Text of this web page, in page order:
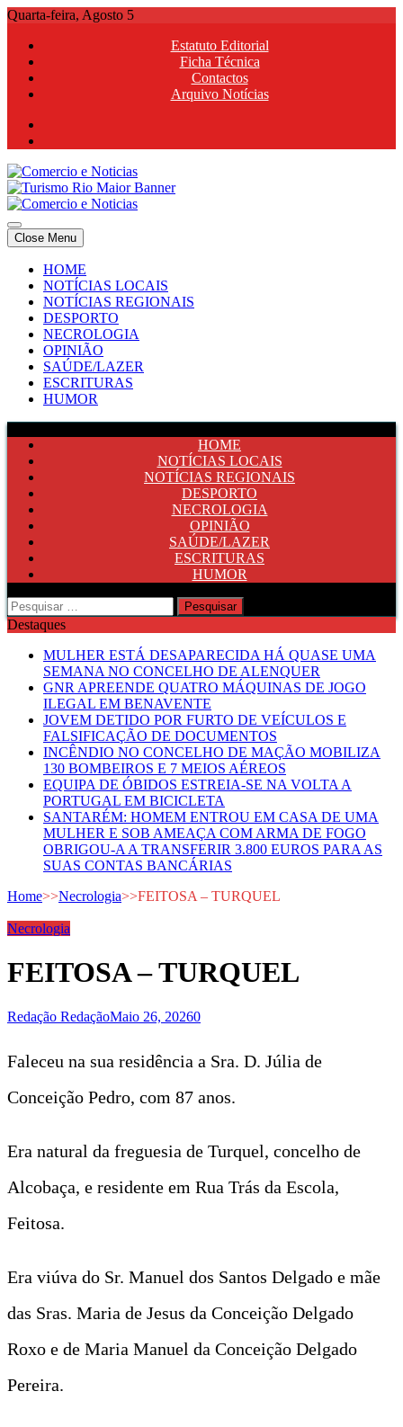
Skip
content
Quarta-feira, Agosto 5
Estatuto Editorial
Ficha Técnica
Contactos
Arquivo Notícias
Comercio e Noticias
Notícias e Publicidade Online
Comercio e Noticias
Notícias e Publicidade Online
Close Menu
HOME
NOTÍCIAS LOCAIS
NOTÍCIAS REGIONAIS
DESPORTO
NECROLOGIA
OPINIÃO
SAÚDE/LAZER
ESCRITURAS
HUMOR
HOME
NOTÍCIAS LOCAIS
NOTÍCIAS REGIONAIS
DESPORTO
NECROLOGIA
OPINIÃO
SAÚDE/LAZER
ESCRITURAS
HUMOR
Pesquisar
por:
Destaques
MULHER ESTÁ DESAPARECIDA HÁ QUASE UMA
SEMANA NO CONCELHO DE ALENQUER
GNR APREENDE QUATRO MÁQUINAS DE JOGO
ILEGAL EM BENAVENTE
JOVEM DETIDO POR FURTO DE VEÍCULOS E
FALSIFICAÇÃO DE DOCUMENTOS
INCÊNDIO NO CONCELHO DE MAÇÃO MOBILIZA
130 BOMBEIROS E 7 MEIOS AÉREOS
EQUIPA DE ÓBIDOS ESTREIA-SE NA VOLTA A
PORTUGAL EM BICICLETA
SANTARÉM: HOMEM ENTROU EM CASA DE UMA
MULHER E SOB AMEAÇA COM ARMA DE FOGO
OBRIGOU-A A TRANSFERIR 3.800 EUROS PARA AS
SUAS CONTAS BANCÁRIAS
Home>>Necrologia>>FEITOSA – TURQUEL
Necrologia
FEITOSA – TURQUEL
Redação RedaçãoMaio 26, 20260
Faleceu na sua residência a Sra. D. Júlia de
Conceição Pedro, com 87 anos.
Era natural da freguesia de Turquel, concelho de
Alcobaça, e residente em Rua Trás da Escola,
Feitosa.
Era viúva do Sr. Manuel dos Santos Delgado e mãe
das Sras. Maria de Jesus da Conceição Delgado
Roxo e de Maria Manuel da Conceição Delgado
Pereira.